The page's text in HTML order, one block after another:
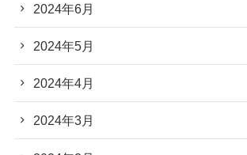
2024年6月
2024年5月
2024年4月
2024年3月